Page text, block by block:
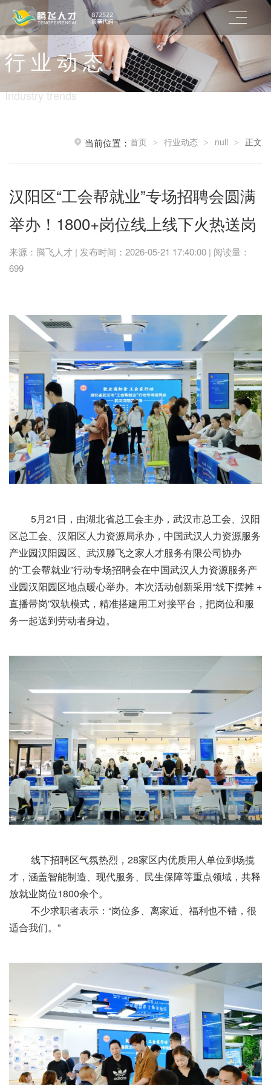
行 业 动 态
Industry trends
当前位置： 首页 > 行业动态 > null > 正文
汉阳区“工会帮就业”专场招聘会圆满
举办！1800+岗位线上线下火热送岗
来源：腾飞人才 | 发布时间：2026-05-21 17:40:00 | 阅读量：
699
5月21日，由湖北省总工会主办，武汉市总工会、汉阳
区总工会、汉阳区人力资源局承办，中国武汉人力资源服务
产业园汉阳园区、武汉滕飞之家人才服务有限公司协办
的“工会帮就业”行动专场招聘会在中国武汉人力资源服务产
业园汉阳园区地点暖心举办。本次活动创新采用“线下摆摊 +
直播带岗”双轨模式，精准搭建用工对接平台，把岗位和服
务一起送到劳动者身边。
线下招聘区气氛热烈，28家区内优质用人单位到场揽
才，涵盖智能制造、现代服务、民生保障等重点领域，共释
放就业岗位1800余个。
不少求职者表示：“岗位多、离家近、福利也不错，很
适合我们。”